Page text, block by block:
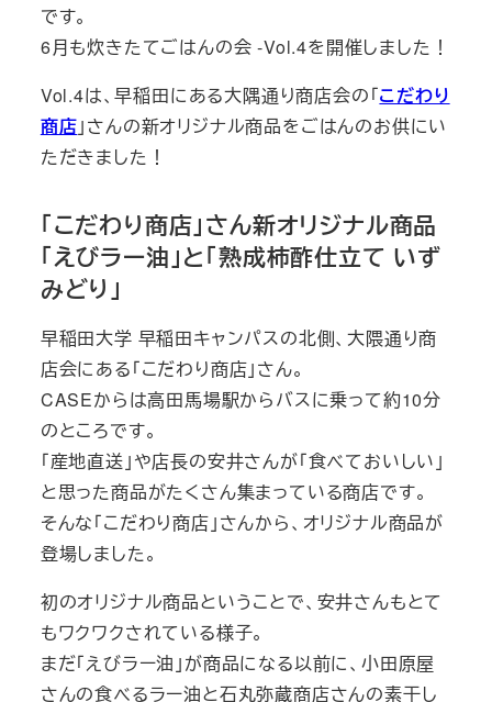
ー
です。
6月も炊きたてごはんの会 -Vol.4を開催しました！
Vol.4は、早稲田にある大隅通り商店会の「こだわり
商店」さんの新オリジナル商品をごはんのお供にい
ただきました！
「こだわり商店」さん新オリジナル商品
「えびラー油」と「熟成柿酢仕立て いず
みどり」
早稲田大学 早稲田キャンパスの北側、大隈通り商
店会にある「こだわり商店」さん。
CASEからは高田馬場駅からバスに乗って約10分
のところです。
「産地直送」や店長の安井さんが「食べておいしい」
と思った商品がたくさん集まっている商店です。
そんな「こだわり商店」さんから、オリジナル商品が
登場しました。
初のオリジナル商品ということで、安井さんもとて
もワクワクされている様子。
まだ「えびラー油」が商品になる以前に、小田原屋
さんの食べるラー油と石丸弥蔵商店さんの素干し